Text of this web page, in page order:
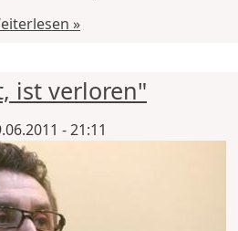
»
ist verloren"
- 21:11